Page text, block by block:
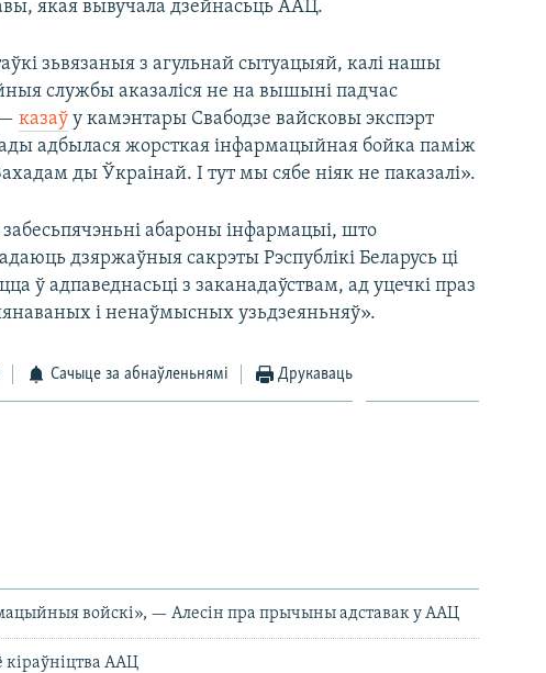
якая вывучала дзейнасьць ААЦ.
зьвязаныя з агульнай сытуацыяй, калі нашы
службы аказаліся не на вышыні падчас
—казаў у камэнтары Свабодзе вайсковы экспэрт
адбылася жорсткая інфармацыйная бойка паміж
ды Ўкраінай. І тут мы сябе ніяк не паказалі».
абароны інфармацыі, што
дзяржаўныя сакрэты Рэспублікі Беларусь ці
ў адпаведнасьці з заканадаўствам, ад уцечкі праз
і ненаўмысных узьдзеяньняў».
Сачыце за абнаўленьнямі Друкаваць
войскі», — Алесін пра прычыны адставак у ААЦ
кіраўніцтва ААЦ